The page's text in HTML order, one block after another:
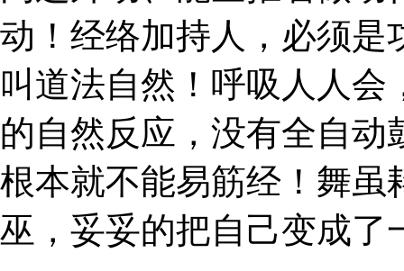
动！经络加持人，必须是
叫道法自然！呼吸人人
的自然反应，没有全自
根本就不能易筋经！舞虽
巫，妥妥的把自己变成了